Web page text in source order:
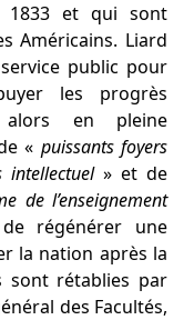
1833 et qui sont
Américains. Liard
public pour
les progrès
alors en pleine
« puissants foyers
intellectuel» et de
de l’enseignement
régénérer une
la nation après la
sont rétablies par
des Facultés,